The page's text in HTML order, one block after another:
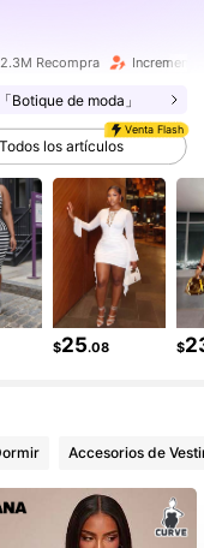
2.3M Recompra
「Botique de moda」
Venta Flash
Todos los artículos
$25.08 $
Accesorios de